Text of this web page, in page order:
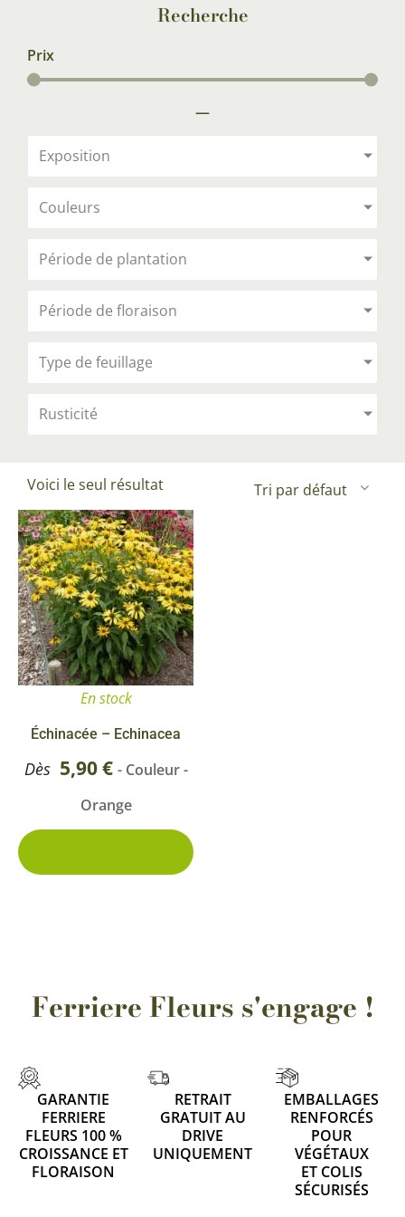
Recherche
Prix
—
Exposition
Couleurs
Période de plantation
Période de floraison
Type de feuillage
Rusticité
Voici le seul résultat
En stock
Échinacée – Echinacea
Dès 5,90€ - Couleur -
Orange
Ce
produit
a
plusieurs
variations.
Les
options
du
Ferriere Fleurs s'engage !
GARANTIE
FERRIERE
FLEURS 100 %
CROISSANCE ET
FLORAISON
RETRAIT
GRATUIT AU
DRIVE
UNIQUEMENT
EMBALLAGES
RENFORCÉS
POUR
VÉGÉTAUX
ET COLIS
SÉCURISÉS